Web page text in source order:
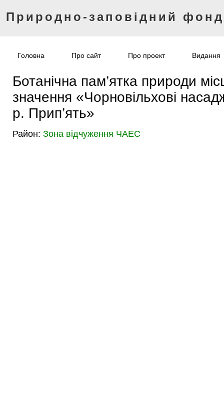
Природно-заповідний
Головна Про сайт Про проект Видання
Ботанічна пам’ятка природи
значення «Чорновільхові
р. Прип’ять»
Район: Зона відчуження ЧАЕС